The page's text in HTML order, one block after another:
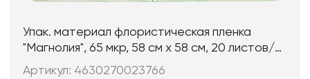
Упак. материал флористическая пленка
"Магнолия", 65 мкр, 58 см х 58 cм, 20 листов/
упак., паст-мятн
Артикул: 4630270023766